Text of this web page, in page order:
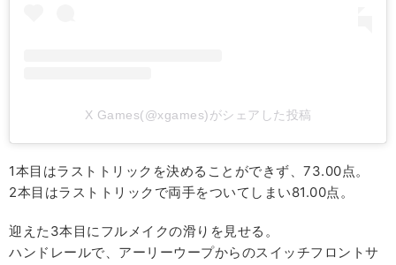
X Games(@xgames)がシェアした投稿
1本目はラストトリックを決めることができず、73.00点。
2本目はラストトリックで両手をついてしまい81.00点。
迎えた3本目にフルメイクの滑りを見せる。
ハンドレールで、アーリーウープからのスイッチフロントサ